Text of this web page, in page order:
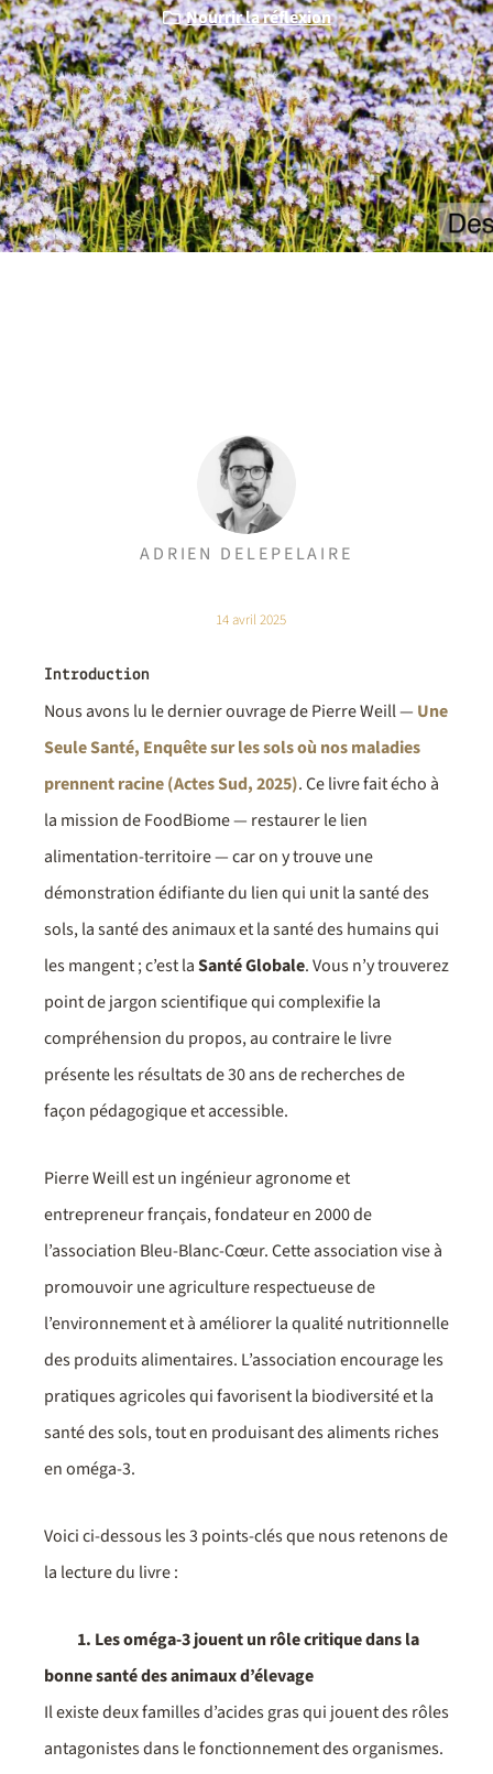
Nourrir la réflexion
ADRIEN DELEPELAIRE
14 avril 2025
Introduction
Nous avons lu le dernier ouvrage de Pierre Weill — Une
Seule Santé, Enquête sur les sols où nos maladies
prennent racine (Actes Sud, 2025). Ce livre fait écho à
la mission de FoodBiome — restaurer le lien
alimentation-territoire — car on y trouve une
démonstration édifiante du lien qui unit la santé des
sols, la santé des animaux et la santé des humains qui
les mangent ; c’est laSanté Globale. Vous n’y trouverez
point de jargon scientifique qui complexifie la
compréhension du propos, au contraire le livre
présente les résultats de 30 ans de recherches de
façon pédagogique et accessible.
Pierre Weill est un ingénieur agronome et
entrepreneur français, fondateur en 2000 de
l’association Bleu-Blanc-Cœur. Cette association vise à
promouvoir une agriculture respectueuse de
l’environnement et à améliorer la qualité nutritionnelle
des produits alimentaires. L’association encourage les
pratiques agricoles qui favorisent la biodiversité et la
santé des sols, tout en produisant des aliments riches
en oméga-3.
Voici ci-dessous les 3 points-clés que nous retenons de
la lecture du livre :
1. Les oméga-3 jouent un rôle critique dans la
bonne santé des animaux d’élevage
Il existe deux familles d’acides gras qui jouent des rôles
antagonistes dans le fonctionnement des organismes.